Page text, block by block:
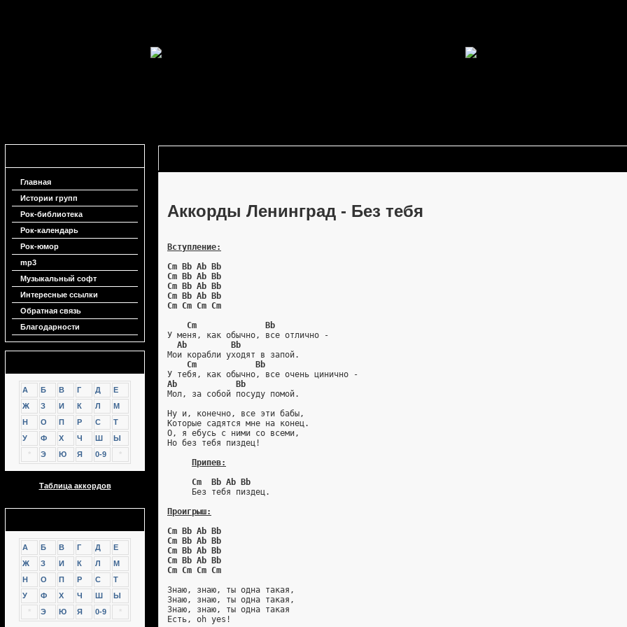
Главная
Истории групп
Рок-библиотека
Рок-календарь
Рок-юмор
mp3
Музыкальный софт
Интересные ссылки
Обратная связь
Благодарности
А Б В Г Д
Е
Ж
З И К Л
М
Н
О П Р С
Т
У
Ф Х Ч Ш
Ы
Э Ю Я 0-9
Таблица аккордов
А Б В Г Д
Е
Ж
З И К Л
М
Н
О П Р С
Т
У
Ф Х Ч Ш
Ы
Э Ю Я 0-9
Аккорды Ленинград - Без тебя
Вступление:
Cm Bb Ab Bb
Cm Bb Ab Bb
Cm Bb Ab Bb
Cm Bb Ab Bb
Cm Cm Cm Cm
Cm              Bb
У меня, как обычно, все отлично -
Ab         Bb
Мои корабли уходят в запой.
Cm            Bb
У тебя, как обычно, все очень цинично -
Ab            Bb
Мол, за собой посуду помой.
Ну и, конечно, все эти бабы,
Которые садятся мне на конец.
О, я ебусь с ними со всеми,
Но без тебя пиздец!
Припев:
Cm  Bb Ab Bb
     Без тебя пиздец.
Проигрыш:
Cm Bb Ab Bb
Cm Bb Ab Bb
Cm Bb Ab Bb
Cm Bb Ab Bb
Cm Cm Cm Cm
Знаю, знаю, ты одна такая,
Знаю, знаю, ты одна такая,
Знаю, знаю, ты одна такая
Есть, oh yes!